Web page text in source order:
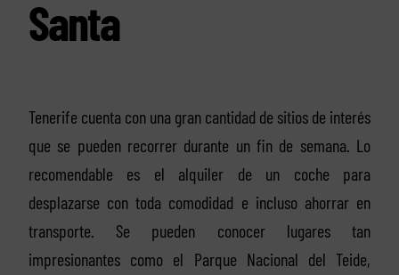
Santa
Tenerife cuenta con una gran cantidad de sitios de interés
que se pueden recorrer durante un fin de semana. Lo
recomendable es el alquiler de un coche para
desplazarse con toda comodidad e incluso ahorrar en
transporte. Se pueden conocer lugares tan
impresionantes como el Parque Nacional del Teide,